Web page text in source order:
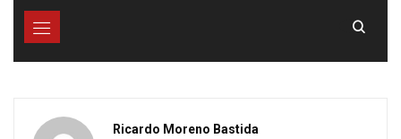
Ricardo Moreno Bastida